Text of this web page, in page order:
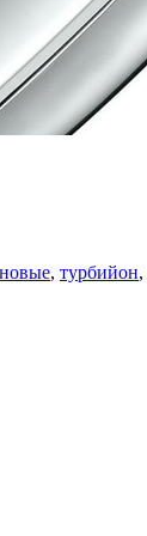
, турбийон,